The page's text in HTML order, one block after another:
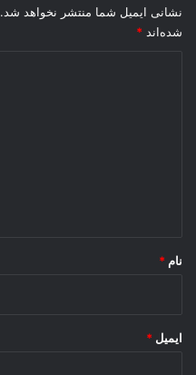
نشانی ایمیل شما منتشر نخواهد شد.
شده‌اند *
نام *
ایمیل *